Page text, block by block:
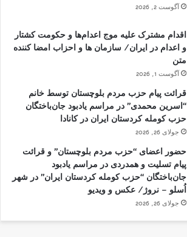
آگوست 2, 2026
اقدام مشترک علیه موج اعدام‌ها و حکومت کشتار
و اعدام در ایران/ سازمان ها و احزاب امضا کننده
متن
آگوست 1, 2026
قرائت پیام حزب مردم بلوچستان توسط خانم
“اسرین محمدی” در مراسم یادبود جان‌باختگان
حزب کومله کردستان ایران در کانادا
جولای 26, 2026
حضور اعضای “حزب مردم بلوچستان” و قرائت
پیام تسلیت و همدردی در مراسم یادبود
جان‌باختگان “حزب کومله کردستان ایران” در شهر
اُسلو – نروژ/ عکس و ویدیو
جولای 26, 2026